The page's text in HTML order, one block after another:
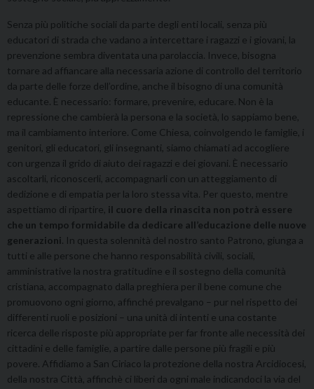
Senza più politiche sociali da parte degli enti locali, senza più
educatori di strada che vadano a intercettare i ragazzi e i giovani, la
prevenzione sembra diventata una parolaccia. Invece, bisogna
tornare ad affiancare alla necessaria azione di controllo del territorio
da parte delle forze dell’ordine, anche il bisogno di una comunità
educante. È necessario: formare, prevenire, educare. Non è la
repressione che cambierà la persona e la società, lo sappiamo bene,
ma il cambiamento interiore. Come Chiesa, coinvolgendo le famiglie, i
genitori, gli educatori, gli insegnanti, siamo chiamati ad accogliere
con urgenza il grido di aiuto dei ragazzi e dei giovani. È necessario
ascoltarli, riconoscerli, accompagnarli con un atteggiamento di
dedizione e di empatia per la loro stessa vita. Per questo, mentre
aspettiamo di ripartire, il cuore della rinascita non potrà essere
che un tempo formidabile da dedicare all’educazione delle nuove
generazioni . In questa solennità del nostro santo Patrono, giunga a
tutti e alle persone che hanno responsabilità civili, sociali,
amministrative la nostra gratitudine e il sostegno della comunità
cristiana, accompagnato dalla preghiera per il bene comune che
promuovono ogni giorno, affinché prevalgano – pur nel rispetto dei
differenti ruoli e posizioni – una unità di intenti e una costante
ricerca delle risposte più appropriate per far fronte alle necessità dei
cittadini e delle famiglie, a partire dalle persone più fragili e più
povere. Affidiamo a San Ciriaco la protezione della nostra Arcidiocesi,
della nostra Città, affinchè ci liberi da ogni male indicandoci la via del